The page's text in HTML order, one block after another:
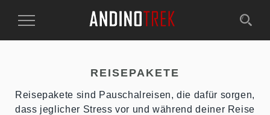
Toggle
REISEPAKETE
Reisepakete sind Pauschalreisen, die dafür sorgen,
dass jeglicher Stress vor und während deiner Reise